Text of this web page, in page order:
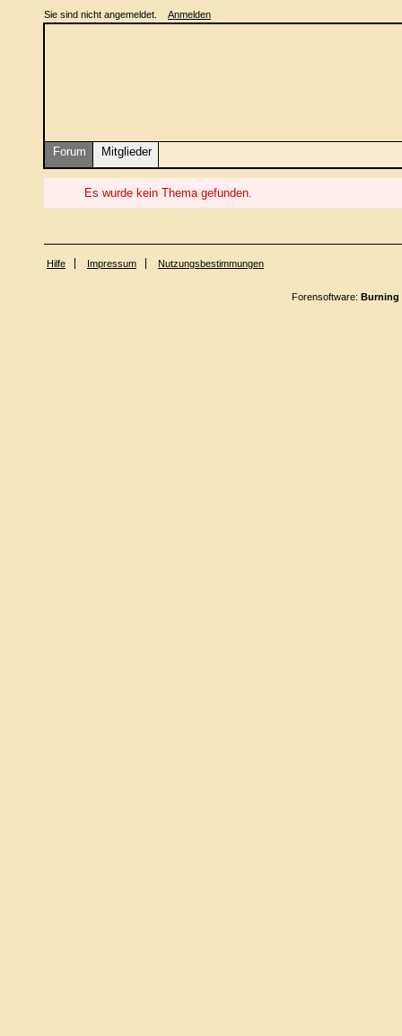
Sie sind nicht angemeldet. Anmelden
Forum Mitglieder
Es wurde kein Thema gefunden.
Hilfe Impressum Nutzungsbestimmungen
Forensoftware: Burning